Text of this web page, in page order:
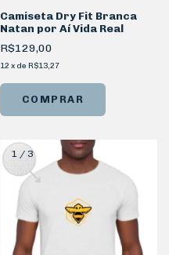
Camiseta Dry Fit Branca
Natan por Aí Vida Real
R$129,00
12 x de R$13,27
COMPRAR
1/ 3